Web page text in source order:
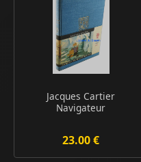
Jacques Cartier
Navigateur
23.00 €